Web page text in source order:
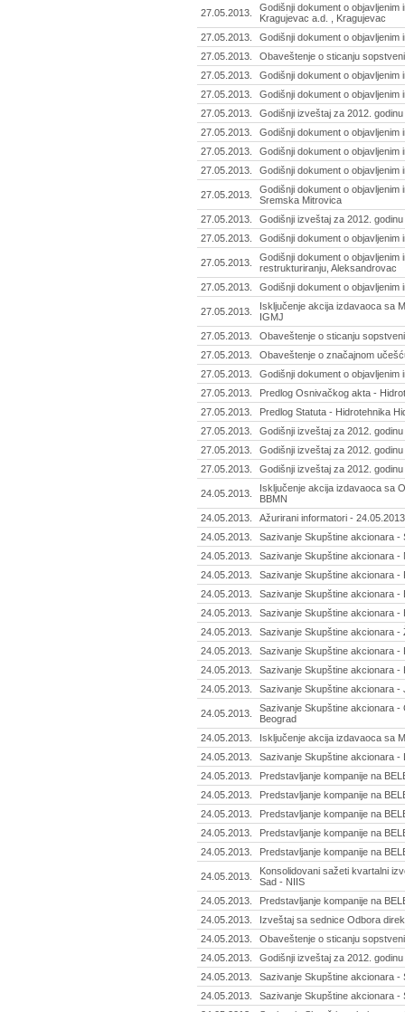
27.05.2013.
Godišnji dokument o
Kragujevac a.d. , Kragujevac
27.05.2013.
Godišnji dokument o objavljenim
27.05.2013.
Obaveštenje o sticanju
27.05.2013.
Godišnji dokument o
27.05.2013.
Godišnji dokument o
27.05.2013.
Godišnji izveštaj za 2012.
27.05.2013.
Godišnji dokument o objavljenim
27.05.2013.
Godišnji dokument o
27.05.2013.
Godišnji dokument o
27.05.2013.
Godišnji dokument o objavljenim
Sremska Mitrovica
27.05.2013.
Godišnji izveštaj za 2012.
27.05.2013.
Godišnji dokument o
27.05.2013.
Godišnji dokument o objavljenim
restrukturiranju, Aleksandrovac
27.05.2013.
Godišnji dokument o
27.05.2013.
Isključenje akcija izdavaoca sa
IGMJ
27.05.2013.
Obaveštenje o sticanju
27.05.2013.
Obaveštenje o značajnom
27.05.2013.
Godišnji dokument o objavljenim
27.05.2013.
Predlog Osnivačkog akta -
27.05.2013.
Predlog Statuta - Hidrotehnika
27.05.2013.
Godišnji izveštaj za 2012.
27.05.2013.
Godišnji izveštaj za 2012.
27.05.2013.
Godišnji izveštaj za 2012.
24.05.2013.
Isključenje akcija izdavaoca sa
BBMN
24.05.2013.
Ažurirani informatori - 24.05.2013
24.05.2013.
Sazivanje Skupštine akcionara -
24.05.2013.
Sazivanje Skupštine akcionara
24.05.2013.
Sazivanje Skupštine akcionara -
24.05.2013.
Sazivanje Skupštine akcionara -
24.05.2013.
Sazivanje Skupštine akcionara -
24.05.2013.
Sazivanje Skupštine akcionara -
24.05.2013.
Sazivanje Skupštine akcionara -
24.05.2013.
Sazivanje Skupštine akcionara -
24.05.2013.
Sazivanje Skupštine akcionara -
24.05.2013.
Sazivanje Skupštine akcionara
Beograd
24.05.2013.
Isključenje akcija izdavaoca sa
24.05.2013.
Sazivanje Skupštine akcionara -
24.05.2013.
Predstavljanje kompanije na
24.05.2013.
Predstavljanje kompanije na
24.05.2013.
Predstavljanje kompanije na
24.05.2013.
Predstavljanje kompanije na
24.05.2013.
Predstavljanje kompanije na
24.05.2013.
Konsolidovani sažeti kvartalni
Sad - NIIS
24.05.2013.
Predstavljanje kompanije na
24.05.2013.
Izveštaj sa sednice Odbora
24.05.2013.
Obaveštenje o sticanju
24.05.2013.
Godišnji izveštaj za 2012.
24.05.2013.
Sazivanje Skupštine akcionara -
24.05.2013.
Sazivanje Skupštine akcionara -